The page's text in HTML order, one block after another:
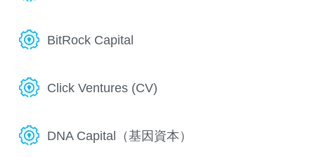
BitRock Capital
Click Ventures (CV)
DNA Capital（基因資本）